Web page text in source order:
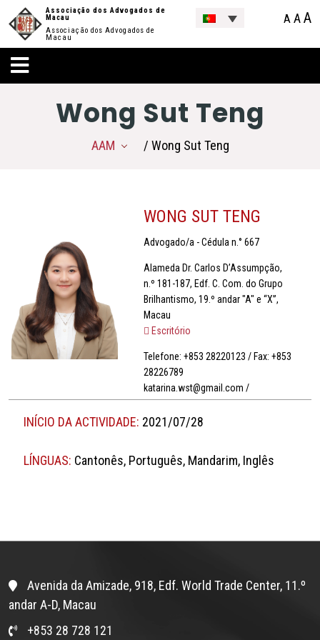
Associação dos Advogados de
Macau
Associação dos Advogados de
Macau
A AA
Wong Sut Teng
AAM / Wong Sut Teng
WONG SUT TENG
Advogado/a - Cédula n.° 667
Alameda Dr. Carlos D’Assumpção,
n.º 181-187, Edf. C. Com. do Grupo
Brilhantismo, 19.º andar "A" e “X”,
Macau
Escritório
Telefone: +853 28220123 / Fax: +853
28226789
katarina.wst@gmail.com /
INÍCIO DA ACTIVIDADE: 2021/07/28
LÍNGUAS: Cantonês, Português, Mandarim, Inglês
Avenida da Amizade, 918, Edf. World Trade Center, 11.º
andar A-D, Macau
+853 28 728 121